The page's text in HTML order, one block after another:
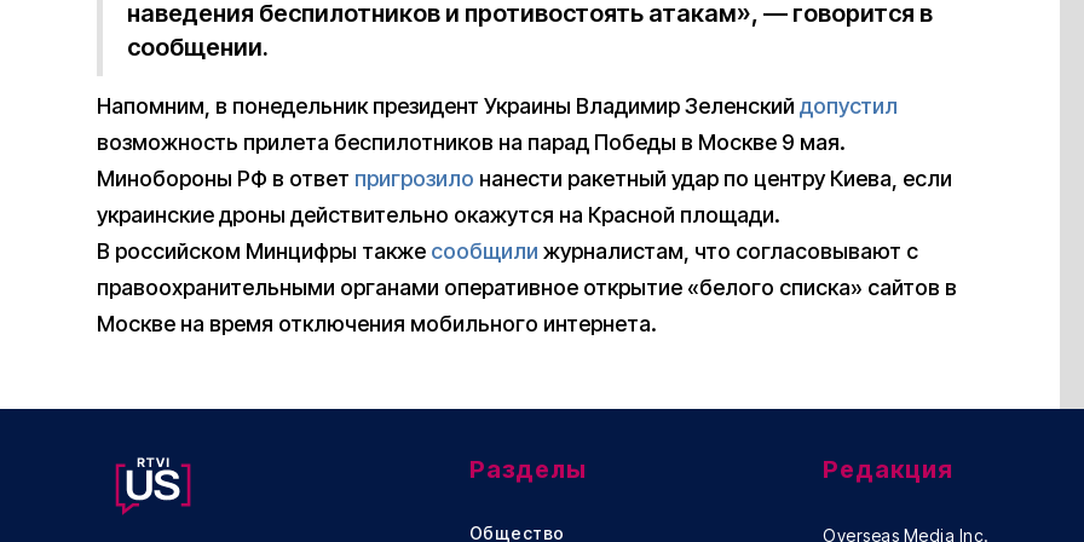
наведения беспилотников и противостоять атакам», — говорится в
сообщении.
Напомним, в понедельник президент Украины Владимир Зеленский допустил
возможность прилета беспилотников на парад Победы в Москве 9 мая.
Минобороны РФ в ответ пригрозило нанести ракетный удар по центру Киева, если
украинские дроны действительно окажутся на Красной площади.
В российском Минцифры также сообщили журналистам, что согласовывают с
правоохранительными органами оперативное открытие «белого списка» сайтов в
Москве на время отключения мобильного интернета.
Разделы
Общество
Редакция
Overseas Media Inc.